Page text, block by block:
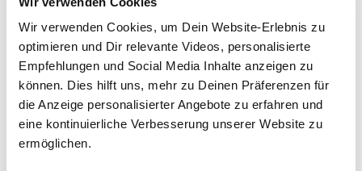
Wir verwenden Cookies, um Dein Website-Erlebnis zu
optimieren und Dir relevante Videos, personalisierte
Empfehlungen und Social Media Inhalte anzeigen zu
können. Dies hilft uns, mehr zu Deinen Präferenzen für
die Anzeige personalisierter Angebote zu erfahren und
eine kontinuierliche Verbesserung unserer Website zu
ermöglichen.
Hunde
15 August 2022
Vitamin B für den Hund: Für was ist es wichtig?
Hunde